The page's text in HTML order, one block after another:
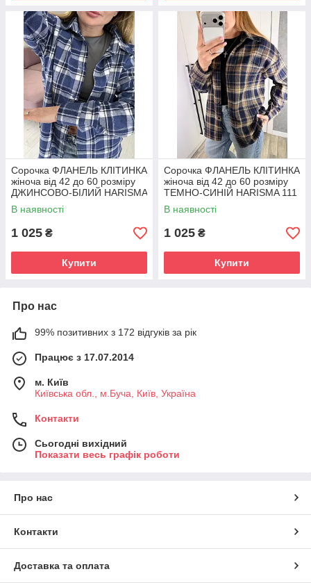
Сорочка ФЛАНЕЛЬ КЛІТИНКА
жіноча від 42 до 60 розміру
ДЖИНСОВО-БІЛИЙ HARISMA
111
В наявності
1 025 ₴
Купити
Сорочка ФЛАНЕЛЬ КЛІТИНКА
жіноча від 42 до 60 розміру
ТЕМНО-СИНІЙ HARISMA 111
В наявності
1 025 ₴
Купити
Про нас
99% позитивних з 172 відгуків за рік
Працює з 17.07.2014
м. Київ
Київська обл., м.Буча, Київ, Україна
Контакти
Сьогодні вихідний
Показати весь графік роботи
Про нас
Контакти
Доставка та оплата